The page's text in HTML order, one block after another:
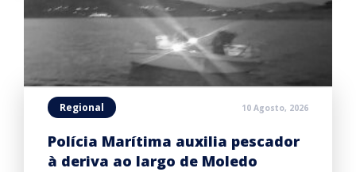
Regional 10 Agosto, 2026
Polícia Marítima auxilia pescador
à deriva ao largo de Moledo